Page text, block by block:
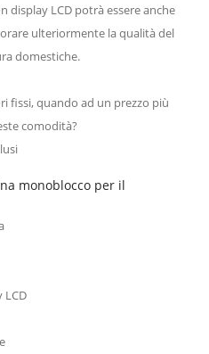
display LCD potrà essere anche
ulteriormente la qualità del
domestiche.
fissi, quando ad un prezzo più
comodità?
monoblocco per il
LCD